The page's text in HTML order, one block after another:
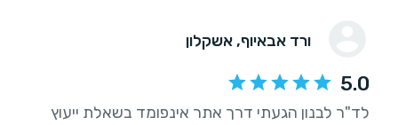
ורד אבאיוף, אשקלון
5.0
לד"ר לבנון הגעתי דרך אתר אינפומד בשאלת ייעוץ